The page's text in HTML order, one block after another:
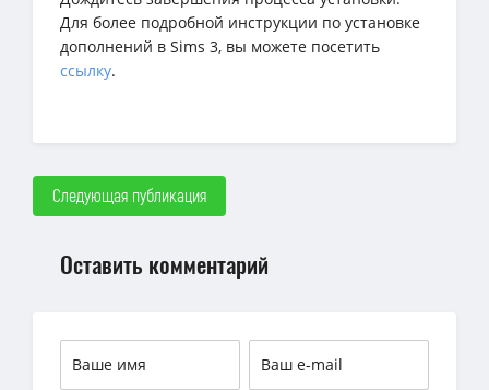
Для более подробной инструкции по установке
дополнений в Sims 3, вы можете посетить
ссылку.
Следующая публикация
Оставить комментарий